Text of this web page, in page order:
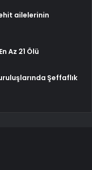
ailelerinin
Az 21 Ölü
Şeffaflık